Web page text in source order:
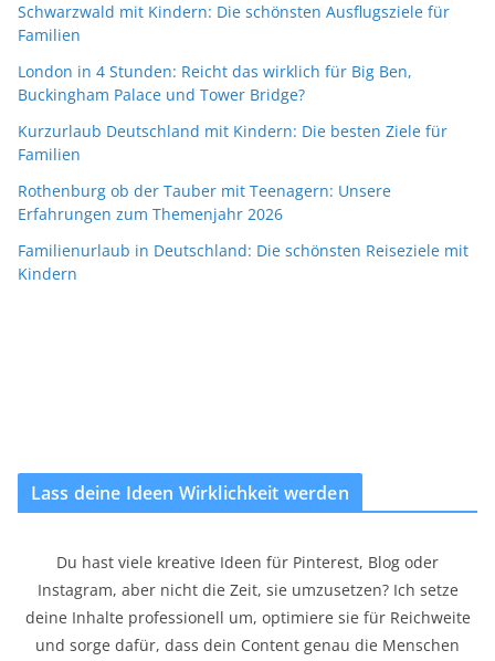
Schwarzwald mit Kindern: Die schönsten Ausflugsziele für
Familien
London in 4 Stunden: Reicht das wirklich für Big Ben,
Buckingham Palace und Tower Bridge?
Kurzurlaub Deutschland mit Kindern: Die besten Ziele für
Familien
Rothenburg ob der Tauber mit Teenagern: Unsere
Erfahrungen zum Themenjahr 2026
Familienurlaub in Deutschland: Die schönsten Reiseziele mit
Kindern
Lass deine Ideen Wirklichkeit werden
Du hast viele kreative Ideen für Pinterest, Blog oder
Instagram, aber nicht die Zeit, sie umzusetzen? Ich setze
deine Inhalte professionell um, optimiere sie für Reichweite
und sorge dafür, dass dein Content genau die Menschen